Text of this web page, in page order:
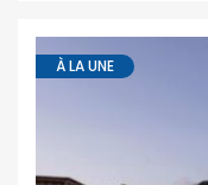
À LA UNE